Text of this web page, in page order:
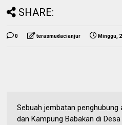
SHARE:
0 terasmudacianjur Minggu,
Sebuah jembatan
dan Kampung Babakan di